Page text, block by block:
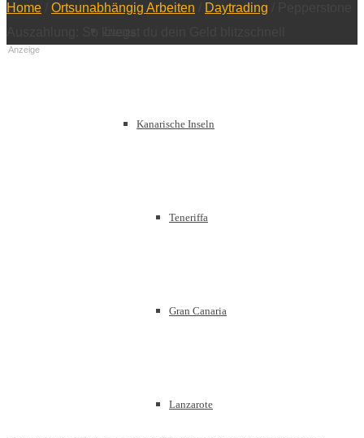
Kanarische Inseln
Teneriffa
Gran Canaria
Lanzarote
Home Ortsunabhängig Arbeiten Daytrading
Anzeige